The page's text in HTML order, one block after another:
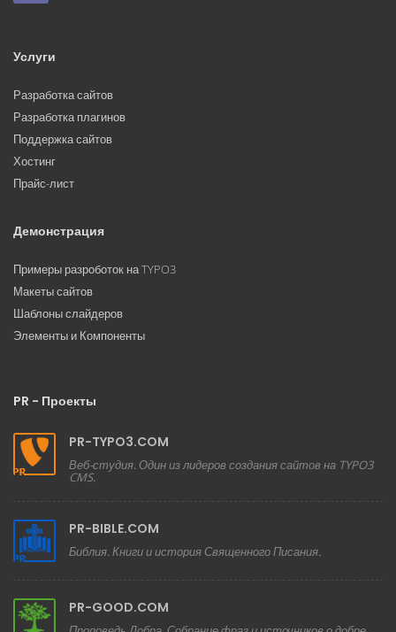
Услуги
Разработка сайтов
Разработка плагинов
Поддержка сайтов
Хостинг
Прайс-лист
Демонстрация
Примеры разроботок на TYPO3
Макеты сайтов
Шаблоны слайдеров
Элементы и Компоненты
PR - Проекты
PR-TYPO3.COM
Веб-студия. Один из лидеров создания сайтов на TYPO3
CMS.
PR-BIBLE.COM
Библия. Книги и история Священного Писания.
PR-GOOD.COM